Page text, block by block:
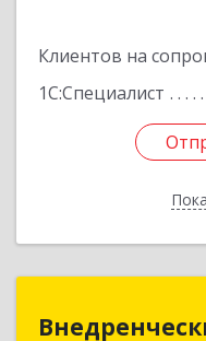
Клиентов на
1С:Специалист